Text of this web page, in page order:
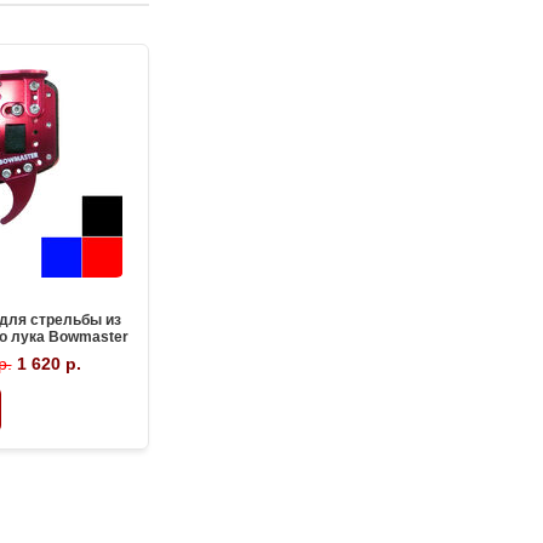
стрельбы из
лука Bowmaster
1 620 р.